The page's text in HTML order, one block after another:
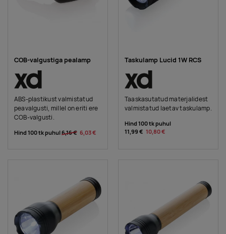
COB-valgustiga pealamp
ABS-plastikust valmistatud
peavalgusti, millel on eriti ere
COB-valgusti.
Hind 100 tk puhul6,16 € 6,03 €
Taskulamp Lucid 1W RCS
Taaskasutatud materjalidest
valmistatud laetav taskulamp.
Hind 100 tk puhul
11,99 € 10,80 €